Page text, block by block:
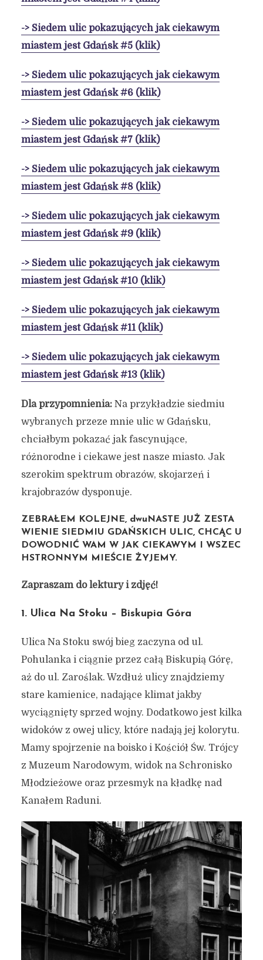
-> Siedem ulic pokazujących jak ciekawym
miastem jest Gdańsk #5 (klik)
-> Siedem ulic pokazujących jak ciekawym
miastem jest Gdańsk #6 (klik)
-> Siedem ulic pokazujących jak ciekawym
miastem jest Gdańsk #7 (klik)
-> Siedem ulic pokazujących jak ciekawym
miastem jest Gdańsk #8 (klik)
-> Siedem ulic pokazujących jak ciekawym
miastem jest Gdańsk #9 (klik)
-> Siedem ulic pokazujących jak ciekawym
miastem jest Gdańsk #10 (klik)
-> Siedem ulic pokazujących jak ciekawym
miastem jest Gdańsk #11 (klik)
-> Siedem ulic pokazujących jak ciekawym
miastem jest Gdańsk #13 (klik)
Dla przypomnienia:Na przykładzie siedmiu
wybranych przeze mnie ulic w Gdańsku,
chciałbym pokazać jak fascynujące,
różnorodne i ciekawe jest nasze miasto. Jak
szerokim spektrum obrazów, skojarzeń i
krajobrazów dysponuje.
ZEBRAŁEM KOLEJNE, dwuNASTE JUŻ ZESTA
WIENIE SIEDMIU GDAŃSKICH ULIC, CHCĄC U
DOWODNIĆ WAM W JAK CIEKAWYM I WSZEC
HSTRONNYM MIEŚCIE ŻYJEMY.
Zapraszam do lektury i zdjęć!
1. Ulica Na Stoku – Biskupia Góra
Ulica Na Stoku swój bieg zaczyna od ul.
Pohulanka i ciągnie przez całą Biskupią Górę,
aż do ul. Zaroślak. Wzdłuż ulicy znajdziemy
stare kamienice, nadające klimat jakby
wyciągnięty sprzed wojny. Dodatkowo jest kilka
widoków z owej ulicy, które nadają jej kolorytu.
Mamy spojrzenie na boisko i Kościół Św. Trójcy
z Muzeum Narodowym, widok na Schronisko
Młodzieżowe oraz przesmyk na kładkę nad
Kanałem Raduni.